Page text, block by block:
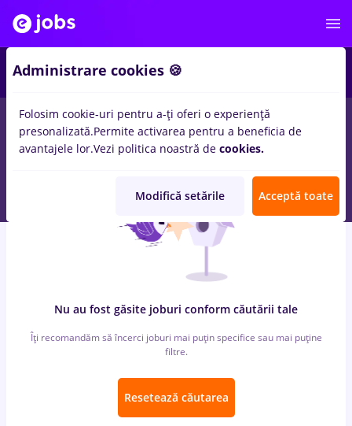
locuri de muncamaseuz, Full time in Bucurestipentru
experientainTransport / Distributie, IT / Telecom
Nu au fost găsite joburi conform căutării tale
Îți recomandăm să încerci joburi mai puțin specifice sau mai puține
filtre.
Resetează căutarea
Administrare cookies 🍪
Folosim cookie-uri pentru a-ți oferi o experiență
presonalizată.Permite activarea pentru a beneficia de
avantajele lor.Vezi politica noastră de cookies.
Modifică setările Acceptă toate